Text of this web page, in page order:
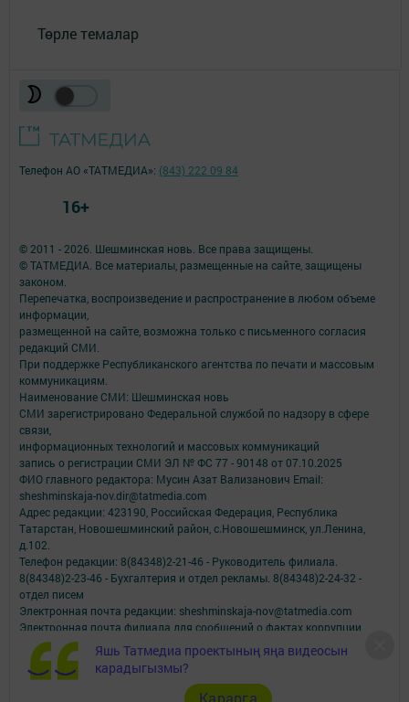
Төрле темалар
Яшь Татмедиа проектының яңа видеосын
карадыгызмы?
Карарга
© 2011 - 2026. Шешминская новь. Все права защищены.
© ТАТМЕДИА. Все материалы, размещенные на сайте, защищены
законом.
Перепечатка, воспроизведение и распространение в любом объеме
информации,
размещенной на сайте, возможна только с письменного согласия
редакций СМИ.
При поддержке Республиканского агентства по печати и массовым
коммуникациям.
Наименование СМИ: Шешминская новь
СМИ зарегистрировано Федеральной службой по надзору в сфере
связи,
информационных технологий и массовых коммуникаций
запись о регистрации СМИ ЭЛ № ФС 77 - 90148 от 07.10.2025
ФИО главного редактора: Мусин Азат Вализанович Email:
sheshminskaja-nov.dir@tatmedia.com
Адрес редакции: 423190, Российская Федерация, Республика
Татарстан, Новошешминский район, с.Новошешминск, ул.Ленина,
д.102.
Телефон редакции: 8(84348)2-21-46 - Руководитель филиала.
8(84348)2-23-46 - Бухгалтерия и отдел рекламы. 8(84348)2-24-32 -
отдел писем
Электронная почта редакции: sheshminskaja-nov@tatmedia.com
Электронная почта филиала для сообщений о фактах коррупции
sheshminskaja-nov.dir@tatmedia.com
sheshminskaja-nov@tatmedia.com
Учредитель СМИ: АО «ТАТМЕДИА»
Телефон АО «ТАТМЕДИА»: (843) 222 09 84
16+